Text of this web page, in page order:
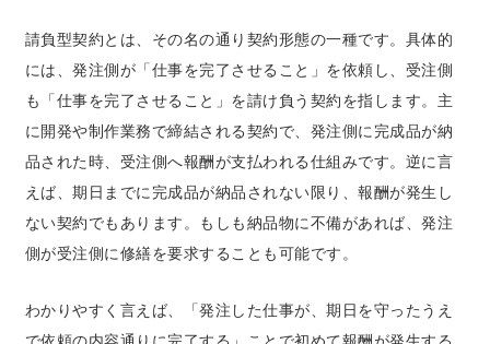
請負型契約とは、その名の通り契約形態の一種です。具体的
には、発注側が「仕事を完了させること」を依頼し、受注側
も「仕事を完了させること」を請け負う契約を指します。主
に開発や制作業務で締結される契約で、発注側に完成品が納
品された時、受注側へ報酬が支払われる仕組みです。逆に言
えば、期日までに完成品が納品されない限り、報酬が発生し
ない契約でもあります。もしも納品物に不備があれば、発注
側が受注側に修繕を要求することも可能です。
わかりやすく言えば、「発注した仕事が、期日を守ったうえ